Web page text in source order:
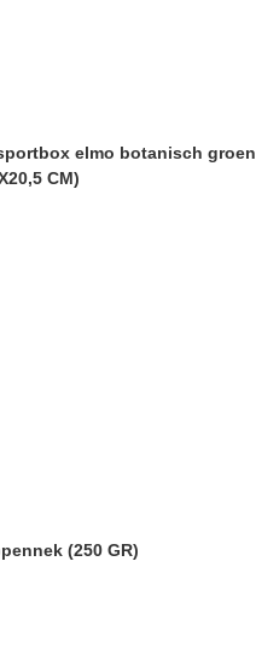
elmo botanisch groen
CM)
(250 GR)